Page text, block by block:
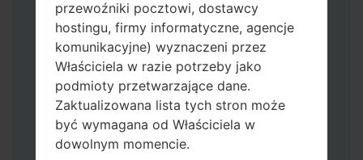
wybierz tutaj):
AP: "System & Recovery"
CP: "Modem & Radio"
CSC_***: "Country & Region & Operator"
HOME_CSC_***: "Country & Region &
Operator"
Dodaj wszystkie pliki w Odin 3.
Jeśli chcesz wyczyścić pamięć flash użyj
przewoźniki pocztowi, dostawcy
hostingu, firmy informatyczne, agencje
komunikacyjne) wyznaczeni przez
Właściciela w razie potrzeby jako
podmioty przetwarzające dane.
Zaktualizowana lista tych stron może
być wymagana od Właściciela w
dowolnym momencie.